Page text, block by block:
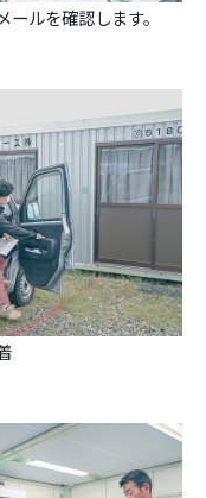
ルを確認します。